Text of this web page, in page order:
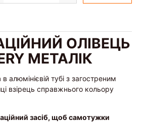
ОЛІВЕЦЬ
МЕТАЛІК
алюмінієвій тубі з загостреним
взірець справжнього кольору
засіб, щоб самотужки